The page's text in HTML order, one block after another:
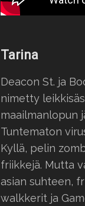
Tarina
Deacon St. ja
nimetty
maailmanlopun
Tuntematon
Kyllä, pelin
friikkejä. Mutta
asian suhteen,
walkkerit ja